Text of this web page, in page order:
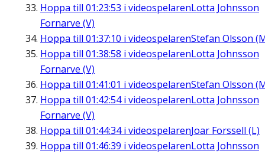
Hoppa till 01:23:53 i videospelarenLotta Johnsson
Fornarve (V)
Hoppa till 01:37:10 i videospelarenStefan Olsson
Hoppa till 01:38:58 i videospelarenLotta Johnsson
Fornarve (V)
Hoppa till 01:41:01 i videospelarenStefan Olsson
Hoppa till 01:42:54i videospelarenLotta Johnsson
Fornarve (V)
Hoppa till 01:44:34i videospelarenJoar Forssell (L)
Hoppa till 01:46:39 i videospelarenLotta Johnsson